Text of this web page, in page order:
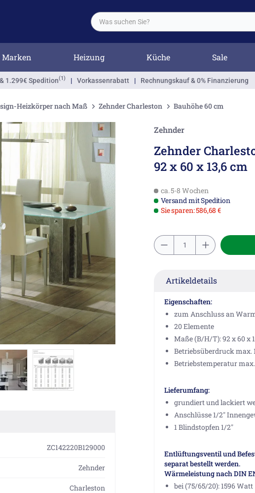
Marken Heizung Küche Sale
1.299€ Spedition(1) | Vorkassenrabatt | Rechnungskauf & 0% Finanzierung
Heizkörper nach Maß Zehnder Charleston Bauhöhe 60 cm
ZC142220B129000
Zehnder
Charleston
Zehnder
Zehnder
92 x 60 x 13,6 cm
ca. 5-8 Wochen
Versand mit Spedition
Sie sparen: 586,68 €
Artikeldetails
Eigenschaften:
zum Anschluss an
20 Elemente
Maße (B/H/T): 92 x 60 x
Betriebsüberdruck max.
Betriebstemperatur max.
Lieferumfang:
grundiert und lackiert
Anschlüsse 1/2"
1 Blindstopfen 1/2"
Entlüftungsventil und
separat bestellt werden.
Wärmeleistung nach DIN
bei (75/65/20): 1596 Watt